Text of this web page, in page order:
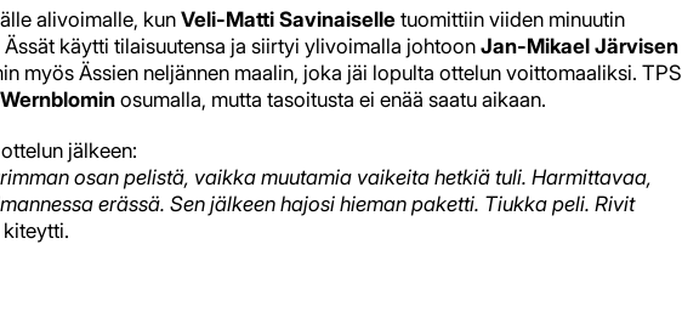
alivoimalle, kun Veli-Matti Savinaiselle tuomittiin viiden minuutin
käytti tilaisuutensa ja siirtyi ylivoimalla johtoon Jan-Mikael Järvisen
myös Ässien neljännen maalin, joka jäi lopulta ottelun voittomaaliksi. TPS
osumalla, mutta tasoitusta ei enää saatu aikaan.
jälkeen:
osan pelistä, vaikka muutamia vaikeita hetkiä tuli. Harmittavaa,
erässä. Sen jälkeen hajosi hieman paketti. Tiukka peli. Rivit